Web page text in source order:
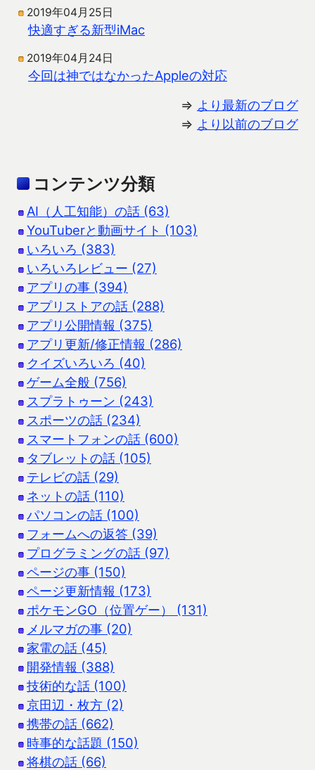
2019年04月25日
快適すぎる新型iMac
2019年04月24日
今回は神ではなかったAppleの対応
⇒ より最新のブログ
⇒ より以前のブログ
コンテンツ分類
AI（人工知能）の話 (63)
YouTuberと動画サイト (103)
いろいろ (383)
いろいろレビュー (27)
アプリの事 (394)
アプリストアの話 (288)
アプリ公開情報 (375)
アプリ更新/修正情報 (286)
クイズいろいろ (40)
ゲーム全般 (756)
スプラトゥーン (243)
スポーツの話 (234)
スマートフォンの話 (600)
タブレットの話 (105)
テレビの話 (29)
ネットの話 (110)
パソコンの話 (100)
フォームへの返答 (39)
プログラミングの話 (97)
ページの事 (150)
ページ更新情報 (173)
ポケモンGO（位置ゲー） (131)
メルマガの事 (20)
家電の話 (45)
開発情報 (388)
技術的な話 (100)
京田辺・枚方 (2)
携帯の話 (662)
時事的な話題 (150)
将棋の話 (66)